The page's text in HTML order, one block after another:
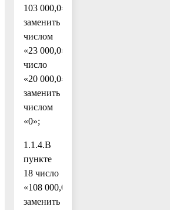
103 000,0»
заменить
числом
«23 000,0»,
число
«20 000,0»
заменить
числом
«0»;
1.1.4.В
пункте
18 число
«108 000,0»
заменить